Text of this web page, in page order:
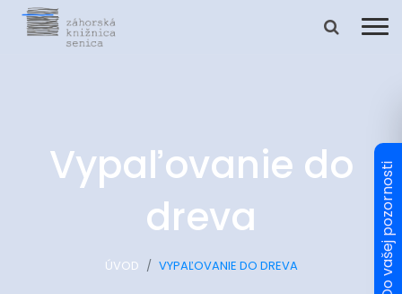
Vypaľovanie do
dreva
ÚVOD VYPAĽOVANIE DO DREVA